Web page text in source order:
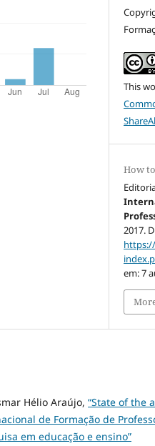
This
How
2017.
em: 7
Hélio Araújo, “State of the
de Formação de
em educação e ensino”